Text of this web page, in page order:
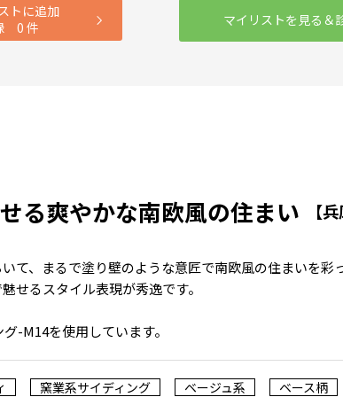
トに追加
0 件 マイリストを見る＆
る爽やかな南欧風の住まい 【
て、まるで塗り壁のような意匠で南欧風の住まいを彩
せるスタイル表現が秀逸です。
-M14を使用しています。
窯業系サイディング ベージュ系 ベース柄